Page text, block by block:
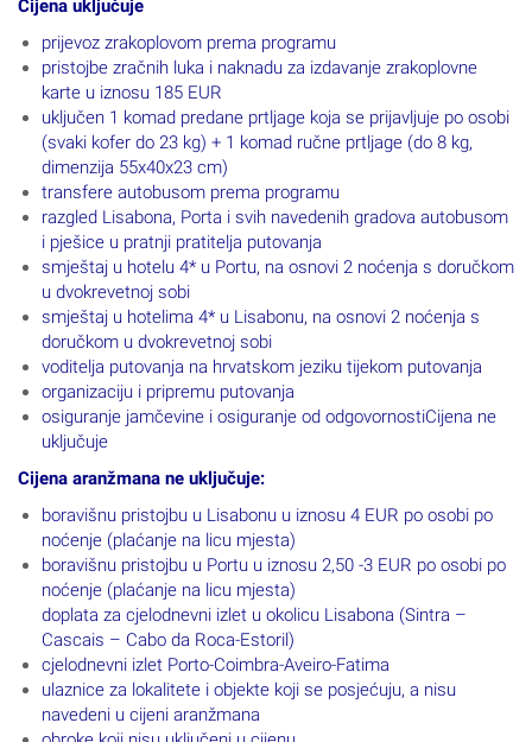
Cijena uključuje
prijevoz zrakoplovom prema programu
pristojbe zračnih luka i naknadu za izdavanje zrakoplovne
karte u iznosu 185 EUR
uključen 1 komad predane prtljage koja se prijavljuje po osobi
(svaki kofer do 23 kg) + 1 komad ručne prtljage (do 8 kg,
dimenzija 55x40x23 cm)
transfere autobusom prema programu
razgled Lisabona, Porta i svih navedenih gradova autobusom
i pješice u pratnji pratitelja putovanja
smještaj u hotelu 4* u Portu, na osnovi 2 noćenja s doručkom
u dvokrevetnoj sobi
smještaj u hotelima 4* u Lisabonu, na osnovi 2 noćenja s
doručkom u dvokrevetnoj sobi
voditelja putovanja na hrvatskom jeziku tijekom putovanja
organizaciju i pripremu putovanja
osiguranje jamčevine i osiguranje od odgovornostiCijena ne
uključuje
Cijena aranžmana ne uključuje:
boravišnu pristojbu u Lisabonu u iznosu 4 EUR po osobi po
noćenje (plaćanje na licu mjesta)
boravišnu pristojbu u Portu u iznosu 2,50 -3 EUR po osobi po
noćenje (plaćanje na licu mjesta)
doplata za cjelodnevni izlet u okolicu Lisabona (Sintra –
Cascais – Cabo da Roca-Estoril)
cjelodnevni izlet Porto-Coimbra-Aveiro-Fatima
ulaznice za lokalitete i objekte koji se posjećuju, a nisu
navedeni u cijeni aranžmana